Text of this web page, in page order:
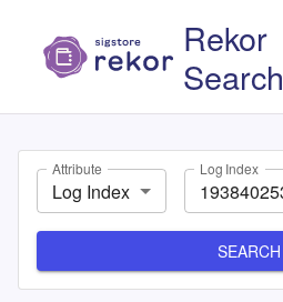
Rekor
Search
Attribute
Log Index
Log Index
SEARCH